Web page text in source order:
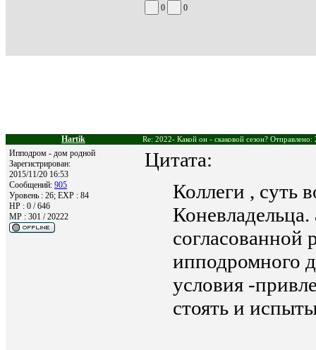
0 0
Hartik Re: 2022- Какой он - скаковой сезон?
Ипподром - дом родной
Зарегистрирован:
2015/11/20 16:53
Сообщений: 905
Уровень : 26; EXP : 84
HP : 0 / 646
MP : 301 / 20222
Цитата:
Коллеги , суть
согласованной
ипподромного
условия -
стоять и